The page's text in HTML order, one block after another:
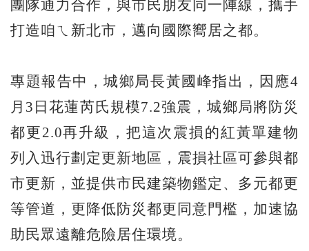
團隊通力合作，與市民朋友同一陣線，攜手
打造咱ㄟ新北市，邁向國際嚮居之都。
專題報告中，城鄉局長黃國峰指出，因應4
月3日花蓮芮氏規模7.2強震，城鄉局將防災
都更2.0再升級，把這次震損的紅黃單建物
列入迅行劃定更新地區，震損社區可參與都
市更新，並提供市民建築物鑑定、多元都更
等管道，更降低防災都更同意門檻，加速協
助民眾遠離危險居住環境。